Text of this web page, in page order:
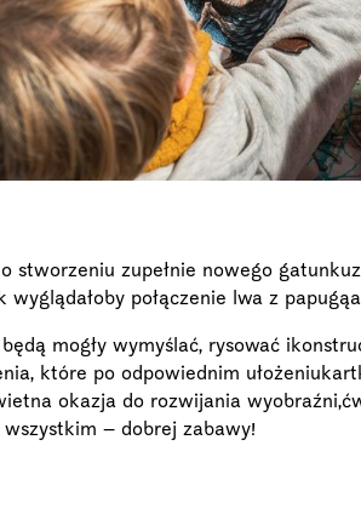
o stworzeniu zupełnie nowego
wyglądałoby połączenie lwa z
mogły wymyślać, rysować
które po odpowiednim
okazja do rozwijania
– dobrej zabawy!